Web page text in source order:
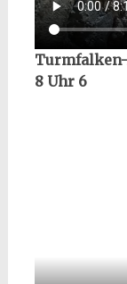
Turmfalken-
8 Uhr 6